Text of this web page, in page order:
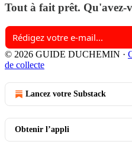
Tout à fait prêt. Qu'avez-
© 2026 GUIDE DUCHEMIN ·
de collecte
Lancez votre Substack
Obtenir l’appli